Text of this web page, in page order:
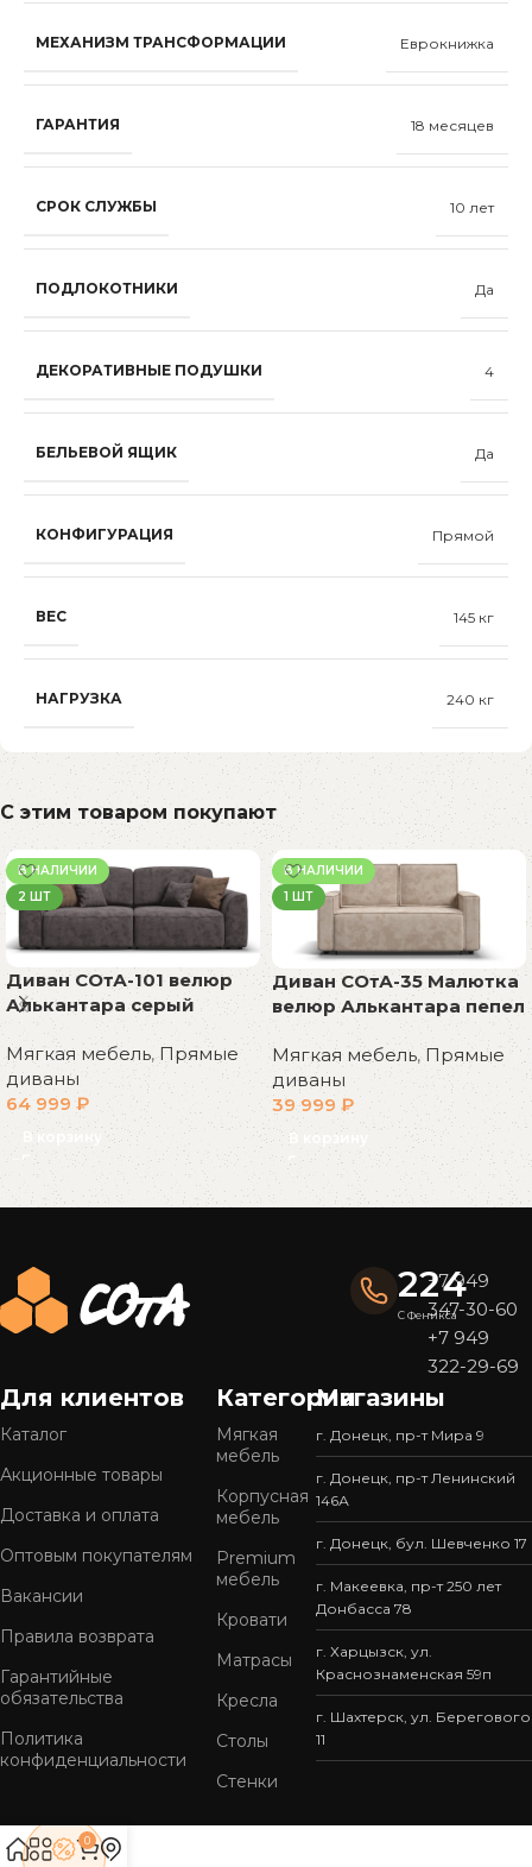
МЕХАНИЗМ ТРАНСФОРМАЦИИ Еврокнижка
ГАРАНТИЯ 18 месяцев
СРОК СЛУЖБЫ 10 лет
ПОДЛОКОТНИКИ Да
ДЕКОРАТИВНЫЕ ПОДУШКИ 4
БЕЛЬЕВОЙ ЯЩИК Да
КОНФИГУРАЦИЯ Прямой
ВЕС 145 кг
НАГРУЗКА 240 кг
С этим товаром покупают
В НАЛИЧИИ
2 ШТ
Диван СОтА-101 велюр
Алькантара серый
Мягкая мебель,Прямые
диваны
64 999₽
В корзину
В НАЛИЧИИ
1 ШТ
Диван СОтА-35 Малютка
велюр Алькантара пепел
Мягкая мебель,Прямые
диваны
39 999 ₽
В корзину
Read More
224
С Феникса
+7 949
347-30-60
+7 949
322-29-69
Для клиентов
Каталог
Акционные товары
Доставка и оплата
Оптовым покупателям
Вакансии
Правила возврата
Гарантийные
обязательства
Политика
конфиденциальности
Категории
Мягкая
мебель
Корпусная
мебель
Premium
мебель
Кровати
Матрасы
Кресла
Столы
Стенки
Магазины
г. Донецк, пр-т Мира 9
г. Донецк, пр-т Ленинский
146А
г. Донецк, бул. Шевченко 17
г. Макеевка, пр-т 250 лет
Донбасса 78
г. Харцызск, ул.
Краснознаменская 59п
г. Шахтерск, ул. Берегового
11
0